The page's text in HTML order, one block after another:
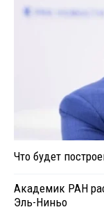
Что будет
Академик РАН
Эль-Ниньо